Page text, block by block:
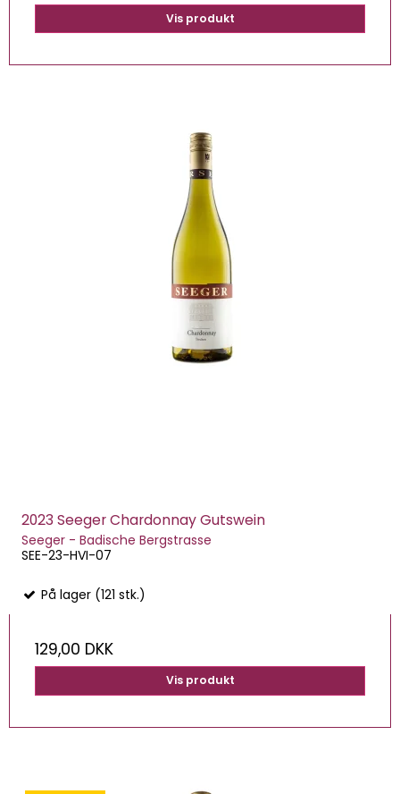
Vis produkt
2023 Seeger Chardonnay Gutswein
Seeger - Badische Bergstrasse
SEE-23-HVI-07
På lager (121 stk.)
129,00 DKK
Vis produkt